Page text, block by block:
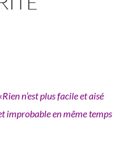
n’est plus facile et aisé
improbable en même temps